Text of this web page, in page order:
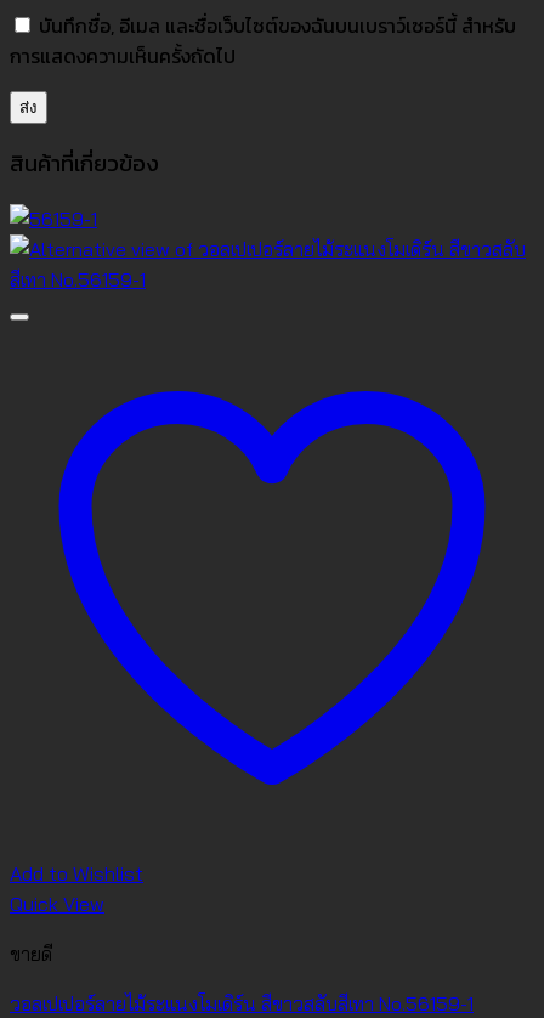
บันทึกชื่อ, อีเมล และชื่อเว็บไซต์ของฉันบนเบราว์เซอร์นี้ สำหรับ
การแสดงความเห็นครั้งถัดไป
สินค้าที่เกี่ยวข้อง
Add to Wishlist
Quick View
ขายดี
วอลเปเปอร์ลายไม้ระแนงโมเดิร์น สีขาวสลับสีเทา No.56159-1